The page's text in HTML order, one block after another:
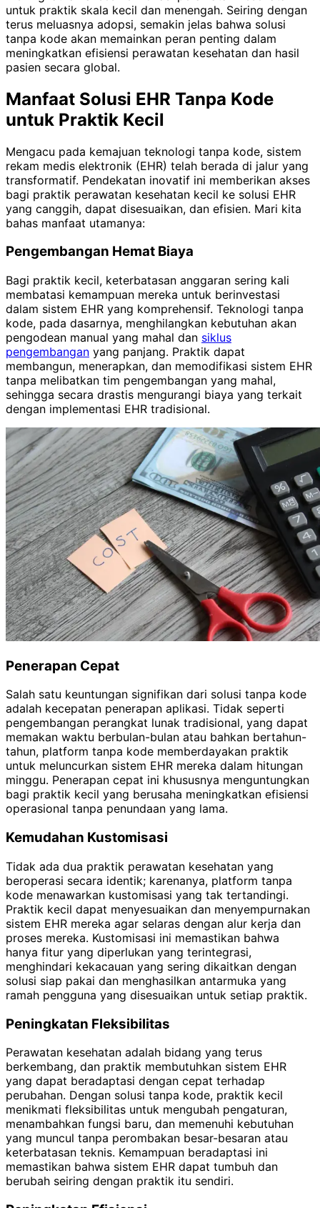
untuk praktik skala kecil dan menengah. Seiring dengan
terus meluasnya adopsi, semakin jelas bahwa solusi
tanpa kode akan memainkan peran penting dalam
meningkatkan efisiensi perawatan kesehatan dan hasil
pasien secara global.
Manfaat Solusi EHR Tanpa Kode
untuk Praktik Kecil
Mengacu pada kemajuan teknologi tanpa kode, sistem
rekam medis elektronik (EHR) telah berada di jalur yang
transformatif. Pendekatan inovatif ini memberikan akses
bagi praktik perawatan kesehatan kecil ke solusi EHR
yang canggih, dapat disesuaikan, dan efisien. Mari kita
bahas manfaat utamanya:
Pengembangan Hemat Biaya
Bagi praktik kecil, keterbatasan anggaran sering kali
membatasi kemampuan mereka untuk berinvestasi
dalam sistem EHR yang komprehensif. Teknologi tanpa
kode, pada dasarnya, menghilangkan kebutuhan akan
pengodean manual yang mahal dan siklus
pengembangan yang panjang. Praktik dapat
membangun, menerapkan, dan memodifikasi sistem EHR
tanpa melibatkan tim pengembangan yang mahal,
sehingga secara drastis mengurangi biaya yang terkait
dengan implementasi EHR tradisional.
Penerapan Cepat
Salah satu keuntungan signifikan dari solusi tanpa kode
adalah kecepatan penerapan aplikasi. Tidak seperti
pengembangan perangkat lunak tradisional, yang dapat
memakan waktu berbulan-bulan atau bahkan bertahun-
tahun, platform tanpa kode memberdayakan praktik
untuk meluncurkan sistem EHR mereka dalam hitungan
minggu. Penerapan cepat ini khususnya menguntungkan
bagi praktik kecil yang berusaha meningkatkan efisiensi
operasional tanpa penundaan yang lama.
Kemudahan Kustomisasi
Tidak ada dua praktik perawatan kesehatan yang
beroperasi secara identik; karenanya, platform tanpa
kode menawarkan kustomisasi yang tak tertandingi.
Praktik kecil dapat menyesuaikan dan menyempurnakan
sistem EHR mereka agar selaras dengan alur kerja dan
proses mereka. Kustomisasi ini memastikan bahwa
hanya fitur yang diperlukan yang terintegrasi,
menghindari kekacauan yang sering dikaitkan dengan
solusi siap pakai dan menghasilkan antarmuka yang
ramah pengguna yang disesuaikan untuk setiap praktik.
Peningkatan Fleksibilitas
Perawatan kesehatan adalah bidang yang terus
berkembang, dan praktik membutuhkan sistem EHR
yang dapat beradaptasi dengan cepat terhadap
perubahan. Dengan solusi tanpa kode, praktik kecil
menikmati fleksibilitas untuk mengubah pengaturan,
menambahkan fungsi baru, dan memenuhi kebutuhan
yang muncul tanpa perombakan besar-besaran atau
keterbatasan teknis. Kemampuan beradaptasi ini
memastikan bahwa sistem EHR dapat tumbuh dan
berubah seiring dengan praktik itu sendiri.